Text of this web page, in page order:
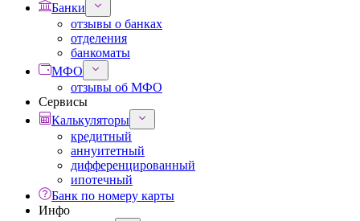
Банки
отзывы о банках
отделения
банкоматы
МФО
отзывы об МФО
Сервисы
Калькуляторы
кредитный
аннуитетный
дифференцированный
ипотечный
Банк по номеру карты
Инфо